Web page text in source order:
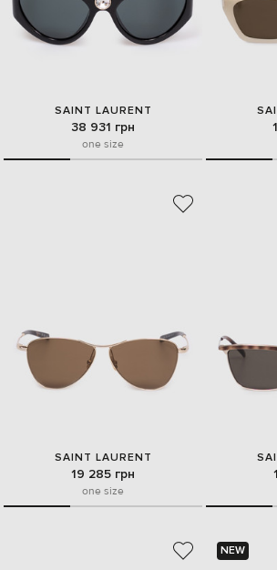
SAINT LAURENT
38 931 грн
one size
SAINT LAURENT
19 285 грн
one size
NEW